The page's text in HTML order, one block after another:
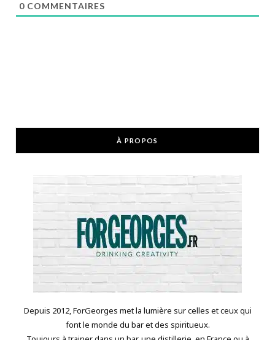
0 COMMENTAIRES
À PROPOS
Depuis 2012, ForGeorges met la lumière sur celles et ceux qui
font le monde du bar et des spiritueux.